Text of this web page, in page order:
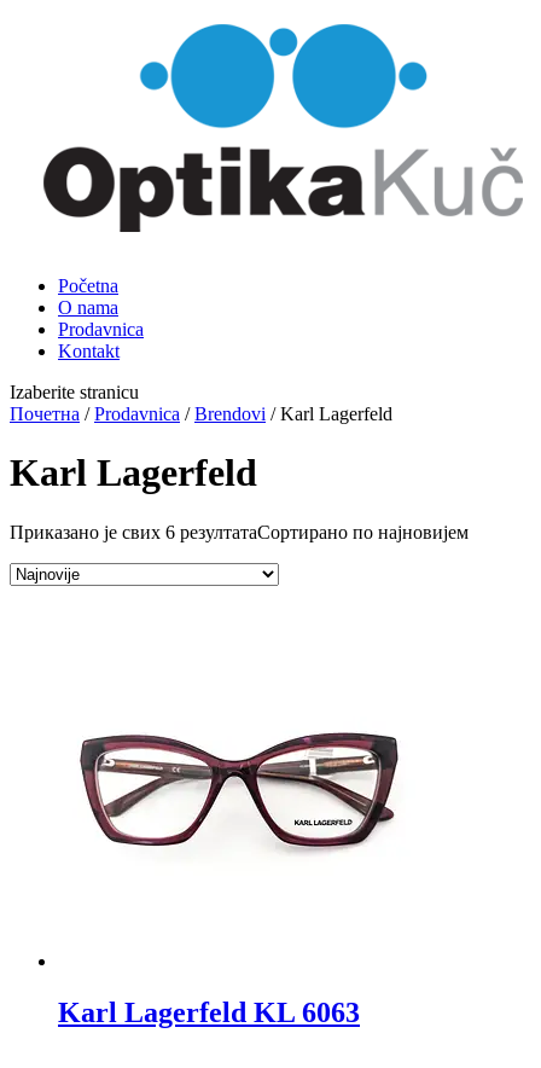
Početna
O nama
Prodavnica
Kontakt
Izaberite stranicu
Почетна /Prodavnica /Brendovi / Karl Lagerfeld
Karl Lagerfeld
Приказано је свих 6 резултатаСортирано по најновијем
Karl Lagerfeld KL 6063